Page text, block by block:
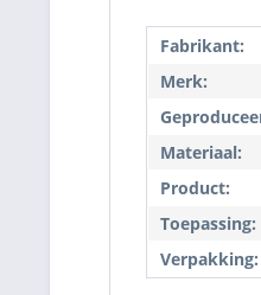
Fabrikant:
Merk:
Materiaal:
Product:
Toepassing:
Verpakking: